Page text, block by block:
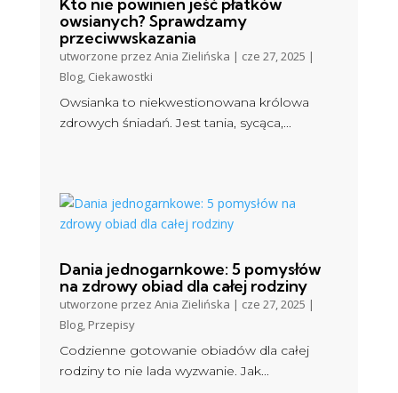
Kto nie powinien jeść płatków
owsianych? Sprawdzamy
przeciwwskazania
utworzone przezAnia Zielińska | cze 27, 2025 |
Blog, Ciekawostki
Owsianka to niekwestionowana królowa
zdrowych śniadań. Jest tania, sycąca,...
Dania jednogarnkowe: 5 pomysłów
na zdrowy obiad dla całej rodziny
utworzone przezAnia Zielińska | cze 27, 2025 |
Blog, Przepisy
Codzienne gotowanie obiadów dla całej
rodziny to nie lada wyzwanie. Jak...